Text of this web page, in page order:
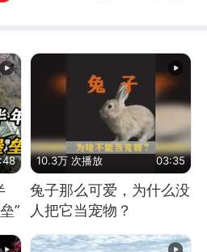
”
10.3万 次播放 03:35
兔子那么可爱，为什么没
人把它当宠物？